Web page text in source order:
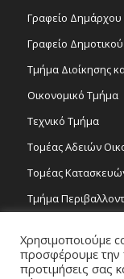
Γραφείο Δημάρχου
Γραφείο
Τμήμα Διοίκησης
Οικονομικό Τμήμα
Τεχνικό Τμήμα
Τομέας Αδειών
Τομέας
Τμήμα
Τομέας Γραμμάτων
Τροχονομία
Χρησιμοποιούμε
προσφέρουμε την
προτιμήσεις σας